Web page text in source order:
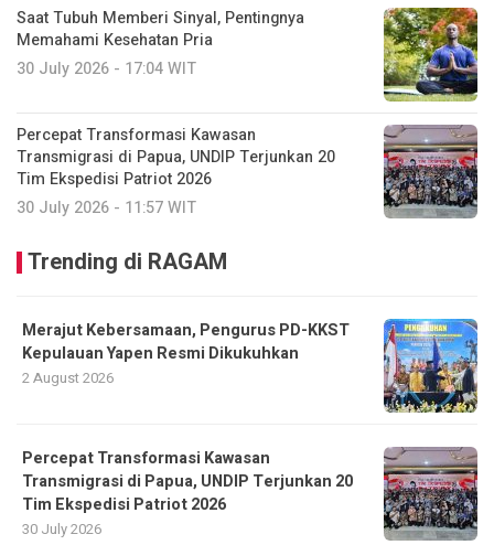
Saat Tubuh Memberi Sinyal, Pentingnya
Memahami Kesehatan Pria
30 July 2026 - 17:04 WIT
Percepat Transformasi Kawasan
Transmigrasi di Papua, UNDIP Terjunkan 20
Tim Ekspedisi Patriot 2026
30 July 2026 - 11:57 WIT
Trending di RAGAM
Merajut Kebersamaan, Pengurus PD-KKST
Kepulauan Yapen Resmi Dikukuhkan
2 August 2026
Percepat Transformasi Kawasan
Transmigrasi di Papua, UNDIP Terjunkan 20
Tim Ekspedisi Patriot 2026
30 July 2026